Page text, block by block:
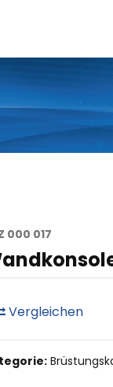
000 017
Vergleichen